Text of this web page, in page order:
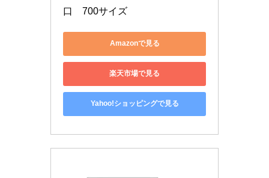
口　700サイズ
Amazonで見る
楽天市場で見る
Yahoo!ショッピングで見る